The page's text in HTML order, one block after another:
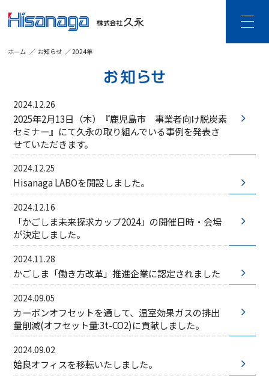
ホーム お知らせ 2024年
2024.12.26
2025年2月13日（木）『鹿児島市 事業者向け脱炭素
セミナー』にて久永の取り組んでいる事例を発表さ
せていただきます。
2024.12.25
Hisanaga LABOを開設しました。
2024.12.16
「かごしま未来探求カップ2024」の開催日時・会場
が決定しました。
2024.11.28
かごしま「働き方改革」推進企業に認定されました
2024.09.05
カーボンオフセットを通して、温室効果ガスの排出
量削減(オフセット量:3t-CO2)に貢献しました。
2024.09.02
姶良オフィスを移転いたしました。
ご挨拶・企業理念
沿革
DX宣言
個人情報保護・
情報セキュリティ
事業内容
建設DXソリューション
ビジネスDXソリューション
SDGsの取り組み
CSR活動
採用情報
働く環境
先輩たちの声
応募要項
補助金サポート
スマートオフィス
久永マガジンNEXT